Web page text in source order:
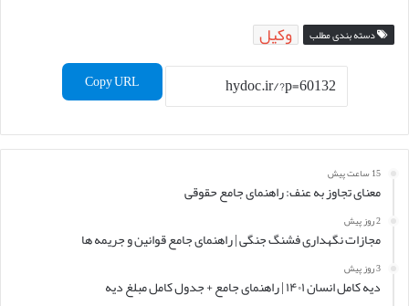
دسته بندی مطلب وکیل
Copy URL
15 ساعت پیش
معنای تجاوز به عنف: راهنمای جامع حقوقی
2 روز پیش
مجازات نگهداری فشنگ جنگی | راهنمای جامع قوانین و جریمه ها
3 روز پیش
دیه کامل انسان ۱۴۰۱ | راهنمای جامع + جدول کامل مبلغ دیه